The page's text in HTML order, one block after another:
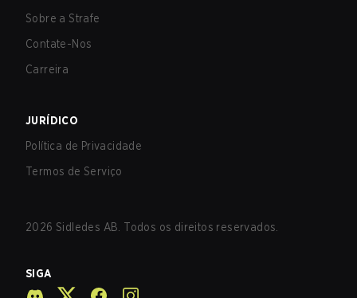
Sobre a Strafe
Contate-Nos
Carreira
JURÍDICO
Política de Privacidade
Termos de Serviço
2026 Sidledes AB. Todos os direitos reservados.
SIGA